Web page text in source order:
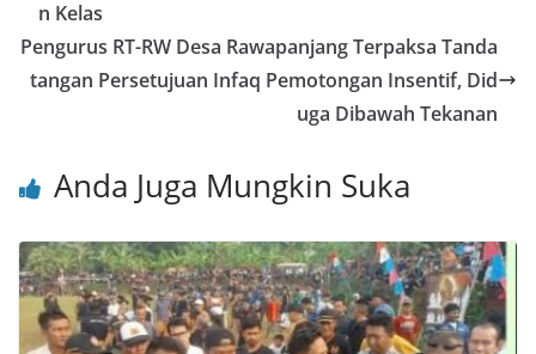
o
o
k
p
n Kelas
Pengurus RT-RW Desa Rawapanjang Terpaksa Tanda
tangan Persetujuan Infaq Pemotongan Insentif, Did
uga Dibawah Tekanan
Anda Juga Mungkin Suka